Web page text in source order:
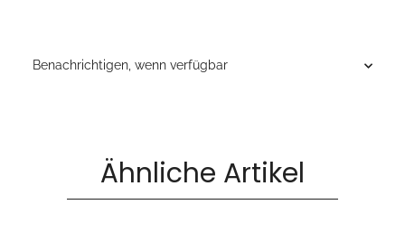
Benachrichtigen, wenn verfügbar
Ähnliche Artikel